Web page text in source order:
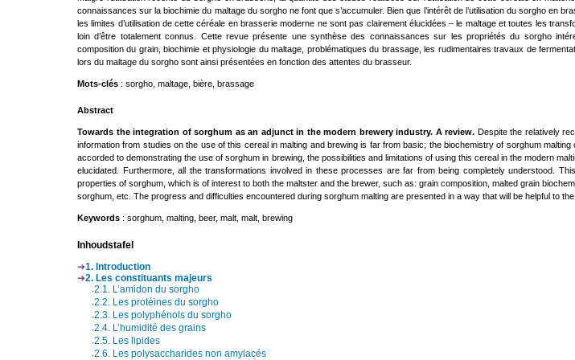
connaissances sur la biochimie du maltage du sorgho ne font que s’accumuler. Bien que l’intérêt de l’utilisation du sorgho en
les limites d’utilisation de cette céréale en brasserie moderne ne sont pas clairement élucidées – le maltage et toutes les
loin d’être totalement connus. Cette revue présente une synthèse des connaissances sur les propriétés du sorgho
composition du grain, biochimie et physiologie du maltage, problématiques du brassage, les rudimentaires travaux de
lors du maltage du sorgho sont ainsi présentées en fonction des attentes du brasseur.
Mots-clés : sorgho, maltage, bière, brassage
Abstract
Towards the integration of sorghum as an adjunct in the modern brewery industry. A review. Despite the relatively
information from studies on the use of this cereal in malting and brewing is far from basic; the biochemistry of sorghum
accorded to demonstrating the use of sorghum in brewing, the possibilities and limitations of using this cereal in the modern
elucidated. Furthermore, all the transformations involved in these processes are far from being completely understood.
properties of sorghum, which is of interest to both the maltster and the brewer, such as: grain composition, malted grain
sorghum, etc. The progress and difficulties encountered during sorghum malting are presented in a way that will be helpful to the
Keywords : sorghum, malting, beer, malt, malt, brewing
Inhoudstafel
1. Introduction
2. Les constituants majeurs
2.1. L’amidon du sorgho
2.2. Les protéines du sorgho
2.3. Les polyphénols du sorgho
2.4. L’humidité des grains
2.5. Les lipides
2.6. Les polysaccharides non amylacés